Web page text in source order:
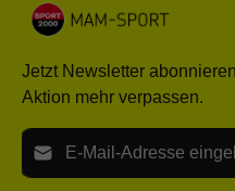
Jetzt Newsletter
Aktion mehr verpassen.
E-Mail-Adresse*